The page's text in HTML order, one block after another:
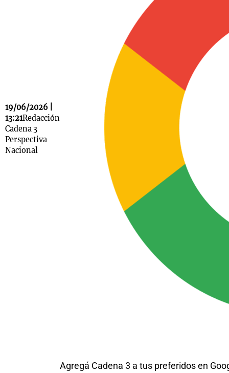
19/06/2026 |
13:21Redacción
Cadena 3
Perspectiva
Nacional
Agregá Cadena 3 a tus preferidos en
Mundial 2026
Notas
La Sole en
Cadena 3